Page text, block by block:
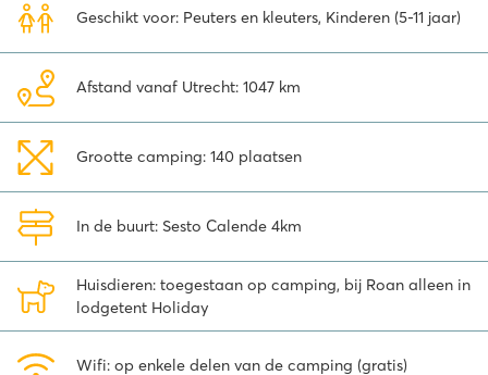
ijskoude water van Santino beach. Op zoek naar natuur? In de
omliggende bergen zijn prachtige wandelingen te maken met
Voor een leuke dagtrip vanuit camping Okay Lido is het Ortameer
een van de topbestemmingen. Bewonder de Unesco kappellen van
Sacro Monte, loop door de nauwe straatjes van Orta San Giulio, en
een boottocht naar het stilte eiland mag hier ook niet ontbreken.
De dag wordt afgesloten met een plons in het water bij Cascata
del Pescone om lekker af te koelen.
Bekijk op je gemak de verschillende Roan accommodaties op
Okay Lido en boek direct online, dan kan de voorpret voor jouw
vakantie aan het Lago Maggiore nu al beginnen!
Geschikt voor: Peuters en kleuters, Kinderen (5-11 jaar)
Afstand vanaf Utrecht: 1047 km
Grootte camping: 140 plaatsen
In de buurt: Sesto Calende 4km
Huisdieren: toegestaan op camping, bij Roan alleen in
lodgetent Holiday
Wifi: op enkele delen van de camping (gratis)